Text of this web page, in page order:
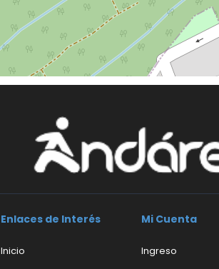
Enlaces de Interés
Inicio
Mi Cuenta
Ingreso